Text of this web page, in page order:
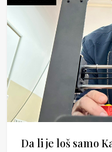
Da li je loš samo